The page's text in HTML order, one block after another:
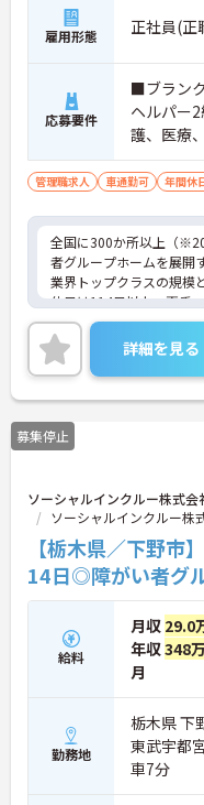
雇用形態 正社員(正
応募要件
■ブラン
ヘルパー
護、医療
転免許
いた方歓
管理職求人 車通勤可 年間休
全国に300か所以上（
者グループホームを展開
業界トップクラスの規模
休日は114日以上、夏季
度もしっかり整っており
可能。これまでのご経験
を築きたい方、ぜひご応
まで、幅広い年代の方が
味のある方は詳細等をお
お問い合わせください。
詳細を見る
募集停止
ソーシャルインクルー株式
ソーシャルインクルー株
【栃木県／下野
14日◎障がい者グ
給料
月収 29.0
年収348
月
勤務地
栃木県 下
東武宇都
車7分